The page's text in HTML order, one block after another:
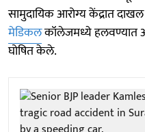
सामुदायिक आरोग्य केंद्रात
मेडिकलकॉलेजमध्ये हलवण्यात
घोषित केले.